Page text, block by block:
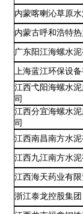
内蒙喀喇沁草原
内蒙古呼和浩特热
广东阳江海螺水泥
上海蓝江环保设备
江西弋阳海螺水
司
江西分宜海螺水
司
江西南昌南方水泥
江西九江南方水泥
江西海天药业有限
浙江泰龙控股集团